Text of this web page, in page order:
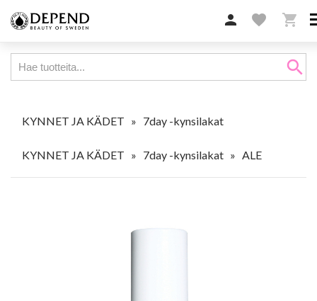
 favorite 
search
KYNNET JA KÄDET » 7day -kynsilakat
KYNNET JA KÄDET » 7day -kynsilakat » ALE